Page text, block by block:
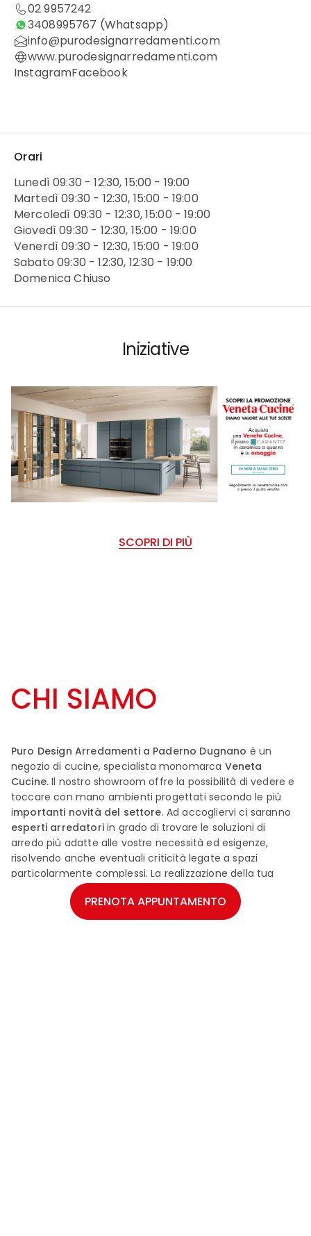
02 9957242
3408995767 (Whatsapp)
info@purodesignarredamenti.com
www.purodesignarredamenti.com
InstagramFacebook
Orari
Lunedì 09:30 - 12:30, 15:00 - 19:00
Martedì 09:30 - 12:30, 15:00 - 19:00
Mercoledì 09:30 - 12:30, 15:00 - 19:00
Giovedì 09:30 - 12:30, 15:00 - 19:00
Venerdì 09:30 - 12:30, 15:00 - 19:00
Sabato 09:30 - 12:30, 12:30 - 19:00
Domenica Chiuso
Iniziative
SCOPRI DI PIÙ
CHI SIAMO
Puro Design Arredamenti a Paderno Dugnano è un
negozio di cucine, specialista monomarca Veneta
Cucine. Il nostro showroom offre la possibilità di vedere e
toccare con mano ambienti progettati secondo le più
importanti novità del settore. Ad accogliervi ci saranno
esperti arredatoriin grado di trovare le soluzioni di
arredo più adatte alle vostre necessità ed esigenze,
risolvendo anche eventuali criticità legate a spazi
particolarmente complessi. La realizzazione della tua
unica, creata su misura per te con lo stile
che più ti caratterizza: classico, moderno,
contemporaneo, industriale...Veneta Cucine
PRENOTA APPUNTAMENTO